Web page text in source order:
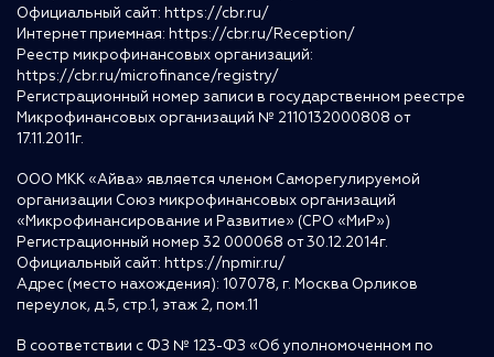
Официальный сайт: https://cbr.ru/
Интернет приемная: https://cbr.ru/Reception/
Реестр микрофинансовых организаций:
https://cbr.ru/microfinance/registry/
Регистрационный номер записи в государственном реестре
Микрофинансовых организаций № 2110132000808 от
17.11.2011г.
ООО МКК «Айва» является членом Саморегулируемой
организации Союз микрофинансовых организаций
«Микрофинансирование и Развитие» (СРО «МиР»)
Регистрационный номер 32 000068 от 30.12.2014г.
Официальный сайт: https://npmir.ru/
Адрес (место нахождения): 107078, г. Москва Орликов
переулок, д.5, стр.1, этаж 2, пом.11
В соответствии с ФЗ № 123-ФЗ «Об уполномоченном по